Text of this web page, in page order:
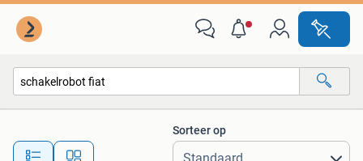
Alle afstanden…
Sorteer op